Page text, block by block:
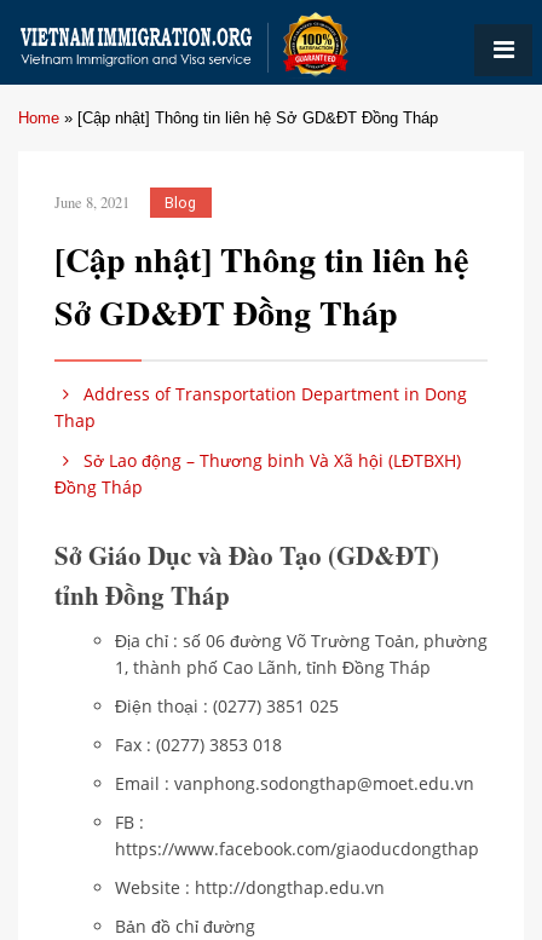
Home » [Cập nhật] Thông tin liên hệ Sở GD&ĐT Đồng Tháp
June 8, 2021 Blog
[Cập nhật] Thông tin liên hệ
Sở GD&ĐT Đồng Tháp
Address of Transportation Department in Dong
Thap
Sở Lao động – Thương binh Và Xã hội (LĐTBXH)
Đồng Tháp
Sở Giáo Dục và Đào Tạo (GD&ĐT)
tỉnh Đồng Tháp
Địa chỉ : số 06 đường Võ Trường Toản, phường
1, thành phố Cao Lãnh, tỉnh Đồng Tháp
Điện thoại : (0277) 3851 025
Fax : (0277) 3853 018
Email : vanphong.sodongthap@moet.edu.vn
FB :
https://www.facebook.com/giaoducdongthap
Website : http://dongthap.edu.vn
Bản đồ chỉ đường